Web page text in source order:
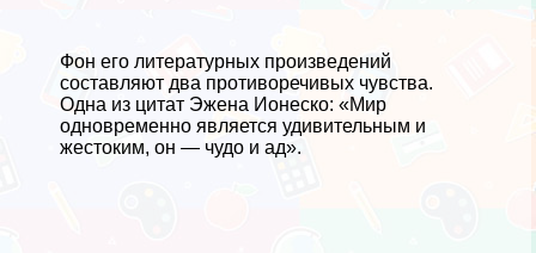
Фон его литературных произведений
составляют два противоречивых чувства.
Одна из цитат Эжена Ионеско: «Мир
одновременно является удивительным и
жестоким, он — чудо и ад».